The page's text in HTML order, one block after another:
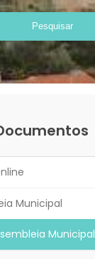
Municipal
Municipal